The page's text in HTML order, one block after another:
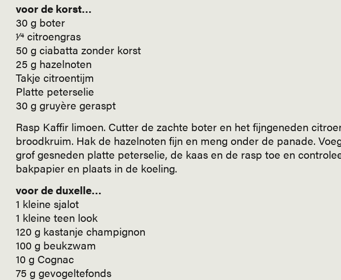
voor de korst…
30 g boter
1⁄4 citroengras
50 g ciabatta zonder korst
25 g hazelnoten
Takje citroentijm
Platte peterselie
30 g gruyère geraspt
Rasp Kaffir limoen. Cutter de zachte boter en het fijngeneden
broodkruim. Hak de hazelnoten fijn en meng onder de panade.
grof gesneden platte peterselie, de kaas en de rasp toe en
bakpapier en plaats in de koeling.
voor de duxelle…
1 kleine sjalot
1 kleine teen look
120 g kastanje champignon
100 g beukzwam
10 g Cognac
75 g gevogeltefonds